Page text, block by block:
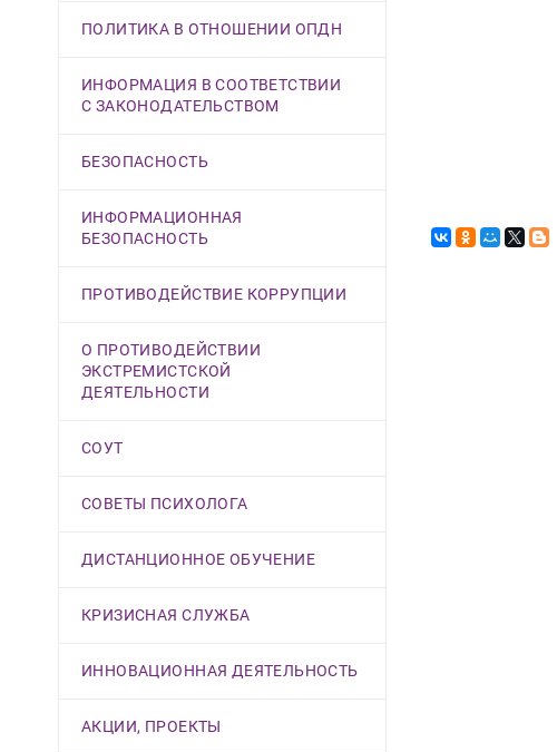
ПОЛИТИКА В ОТНОШЕНИИ ОПДН
ИНФОРМАЦИЯ В СООТВЕТСТВИИ
С ЗАКОНОДАТЕЛЬСТВОМ
БЕЗОПАСНОСТЬ
ИНФОРМАЦИОННАЯ
БЕЗОПАСНОСТЬ
ПРОТИВОДЕЙСТВИЕ КОРРУПЦИИ
О ПРОТИВОДЕЙСТВИИ
ЭКСТРЕМИСТСКОЙ
ДЕЯТЕЛЬНОСТИ
СОУТ
СОВЕТЫ ПСИХОЛОГА
ДИСТАНЦИОННОЕ ОБУЧЕНИЕ
КРИЗИСНАЯ СЛУЖБА
ИННОВАЦИОННАЯ ДЕЯТЕЛЬНОСТЬ
АКЦИИ, ПРОЕКТЫ